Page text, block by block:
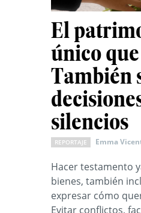
El
único
También
silencios
REPORTAJE Emma
Hacer testamento
bienes, también
expresar cómo
Evitar conflictos,